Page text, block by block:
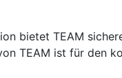
bietet TEAM
TEAM ist für den